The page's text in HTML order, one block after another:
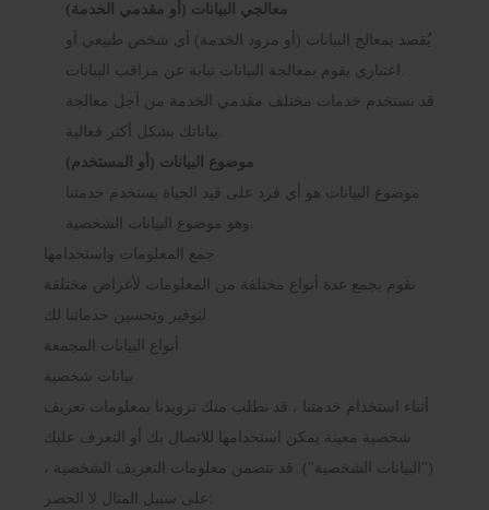
معالجي البيانات (أو مقدمي الخدمة)
يُقصد بمعالج البيانات (أو مزود الخدمة) أي شخص طبيعي أو
قد نستخدم خدمات مختلف مقدمي الخدمة من أجل معالجة
موضوع البيانات (أو المستخدم)
موضوع البيانات هو أي فرد على قيد الحياة يستخدم خدمتنا
جمع المعلومات واستخدامها
نقوم بجمع عدة أنواع مختلفة من المعلومات لأغراض مختلفة
أنواع البيانات المجمعة
بيانات شخصية
أثناء استخدام خدمتنا ، قد نطلب منك تزويدنا بمعلومات تعريف
شخصية معينة يمكن استخدامها للاتصال بك أو التعرف عليك
("البيانات الشخصية"). قد تتضمن معلومات التعريف الشخصية ،